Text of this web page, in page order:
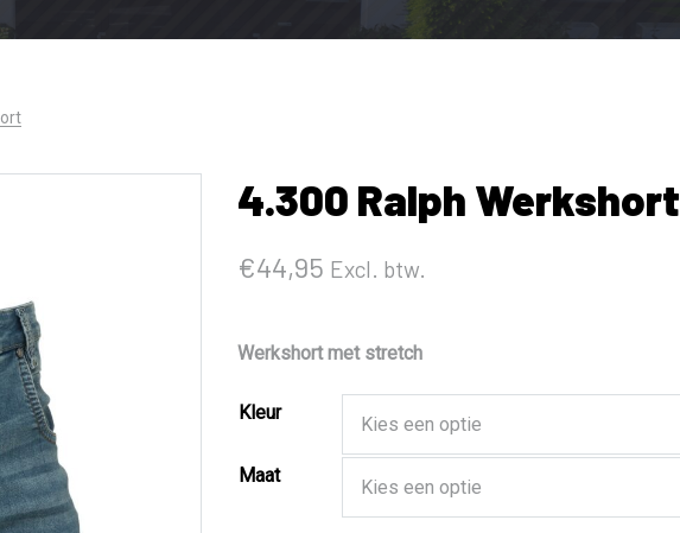
4.300 Ralph Werkshort
€44,95 Excl. btw.
Werkshort met stretch
Kleur
Maat